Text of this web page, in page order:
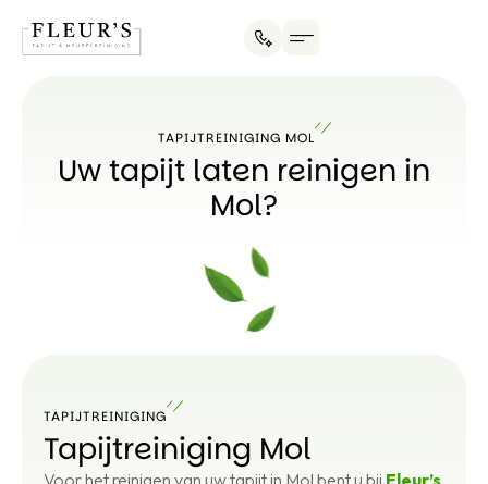
TAPIJTREINIGING MOL
Uw tapijt laten reinigen in
Mol?
TAPIJTREINIGING
Tapijtreiniging Mol
Voor het reinigen van uw tapijt in Mol bent u bij Fleur’s